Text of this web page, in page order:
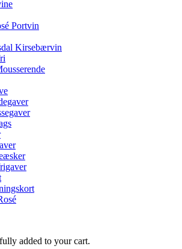
Portvin
Kirsebærvin
added to your cart.